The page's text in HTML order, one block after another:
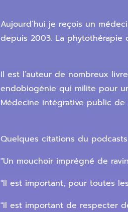
Aujourd’hui je reçois un
depuis 2003. La
Il est l’auteur de nombreux
endobiogénie qui milite pour
Médecine intégrative public
Quelques citations du
"Un mouchoir imprégné de
"Il est important, pour toutes
"Il est important de respecter